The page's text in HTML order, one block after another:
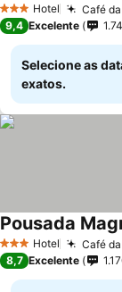
3 EstrelasHotel Café
9,4 Excelente
Selecione as
exatos.
3 EstrelasHotel Café
Pousada
8,7 Excelente